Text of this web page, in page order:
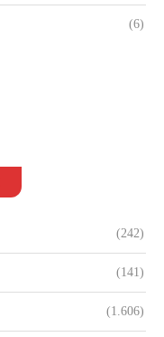
(6)
(242)
(141)
(1.606)